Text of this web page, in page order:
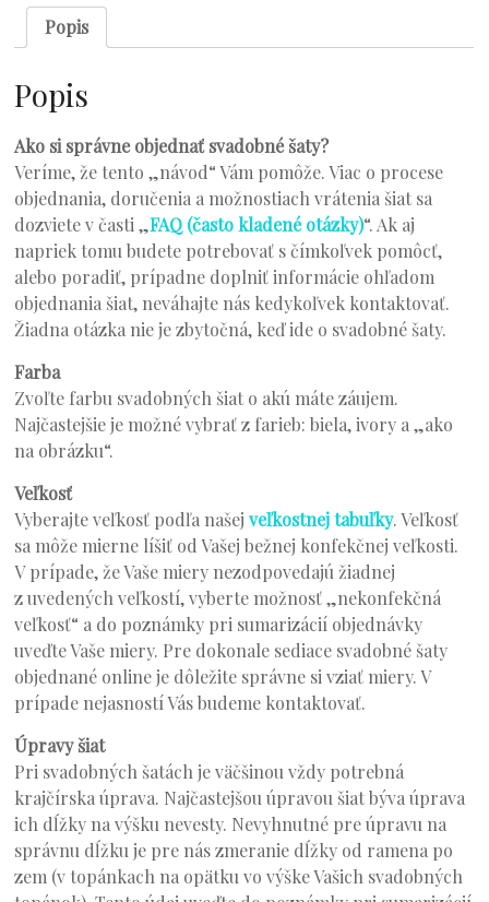
Popis
Popis
Ako si správne objednať svadobné šaty?
Veríme, že tento „návod“ Vám pomôže. Viac o procese
objednania, doručenia a možnostiach vrátenia šiat sa
dozviete v časti „FAQ (často kladené otázky)“. Ak aj
napriek tomu budete potrebovať s čímkoľvek pomôcť,
alebo poradiť, prípadne doplniť informácie ohľadom
objednania šiat, neváhajte nás kedykoľvek kontaktovať.
Žiadna otázka nie je zbytočná, keď ide o svadobné šaty.
Farba
Zvoľte farbu svadobných šiat o akú máte záujem.
Najčastejšie je možné vybrať z farieb: biela, ivory a „ako
na obrázku“.
Veľkosť
Vyberajte veľkosť podľa našejveľkostnej tabuľky. Veľkosť
sa môže mierne líšiť od Vašej bežnej konfekčnej veľkosti.
V prípade, že Vaše miery nezodpovedajú žiadnej
z uvedených veľkostí, vyberte možnosť „nekonfekčná
veľkosť“ a do poznámky pri sumarizácií objednávky
uveďte Vaše miery. Pre dokonale sediace svadobné šaty
objednané online je dôležite správne si vziať miery. V
prípade nejasností Vás budeme kontaktovať.
Úpravy šiat
Pri svadobných šatách je väčšinou vždy potrebná
krajčírska úprava. Najčastejšou úpravou šiat býva úprava
ich dĺžky na výšku nevesty. Nevyhnutné pre úpravu na
správnu dĺžku je pre nás zmeranie dĺžky od ramena po
zem (v topánkach na opätku vo výške Vašich svadobných